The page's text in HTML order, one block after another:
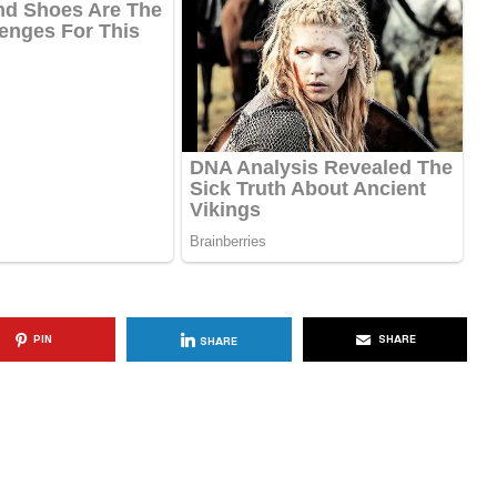
PIN SHARE SHARE
që
KËSHILLA & IDE
Si të Kujdeseni për Freskinë e
Vajit të Ullirit Gjatë Ditëve të
Nxehta
AGROWEB 7 QERSHOR, 2025